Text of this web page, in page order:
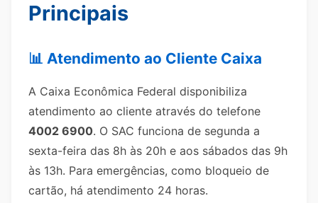
Principais
📊 Atendimento ao Cliente Caixa
A Caixa Econômica Federal disponibiliza
atendimento ao cliente através do telefone
4002 6900. O SAC funciona de segunda a
sexta-feira das 8h às 20h e aos sábados das 9h
às 13h. Para emergências, como bloqueio de
cartão, há atendimento 24 horas.